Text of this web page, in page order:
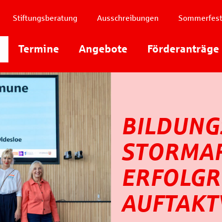
Termine Angebote Förderanträge
Stiftungsberatung Ausschreibungen
YoutubeFacebook